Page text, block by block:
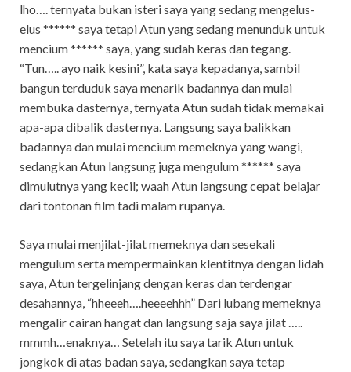
lho…. ternyata bukan isteri saya yang sedang mengelus-
elus ****** saya tetapi Atun yang sedang menunduk untuk
mencium ****** saya, yang sudah keras dan tegang.
“Tun….. ayo naik kesini”, kata saya kepadanya, sambil
bangun terduduk saya menarik badannya dan mulai
membuka dasternya, ternyata Atun sudah tidak memakai
apa-apa dibalik dasternya. Langsung saya balikkan
badannya dan mulai mencium memeknya yang wangi,
sedangkan Atun langsung juga mengulum ****** saya
dimulutnya yang kecil; waah Atun langsung cepat belajar
dari tontonan film tadi malam rupanya.
Saya mulai menjilat-jilat memeknya dan sesekali
mengulum serta mempermainkan klentitnya dengan lidah
saya, Atun tergelinjang dengan keras dan terdengar
desahannya, “hheeeh….heeeehhh” Dari lubang memeknya
mengalir cairan hangat dan langsung saja saya jilat …..
mmmh…enaknya… Setelah itu saya tarik Atun untuk
jongkok di atas badan saya, sedangkan saya tetap